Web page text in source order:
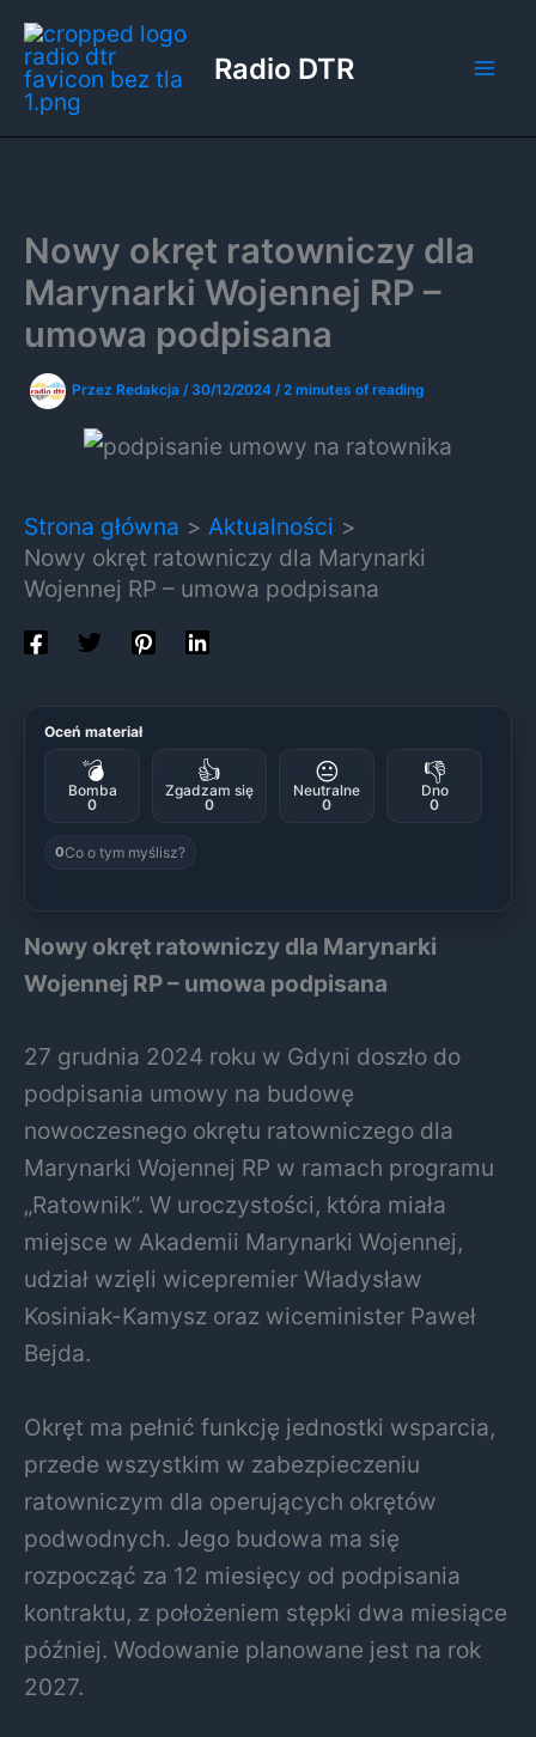
Przejdź
do
treści
Radio DTR
Nowy okręt ratowniczy dla
Marynarki Wojennej RP –
umowa podpisana
Przez Redakcja / 30/12/2024 /2 minutes of reading
Strona główna
Aktualności
Nowy okręt ratowniczy dla Marynarki
Wojennej RP – umowa podpisana
Oceń materiał
💣
Bomba
0
👍
Zgadzam się
0
😐
Neutralne
0
👎
Dno
0
0Co o tym myślisz?
Nowy okręt ratowniczy dla Marynarki
Wojennej RP – umowa podpisana
27 grudnia 2024 roku w Gdyni doszło do
podpisania umowy na budowę
nowoczesnego okrętu ratowniczego dla
Marynarki Wojennej RP w ramach programu
„Ratownik”. W uroczystości, która miała
miejsce w Akademii Marynarki Wojennej,
udział wzięli wicepremier Władysław
Kosiniak-Kamysz oraz wiceminister Paweł
Bejda.
Okręt ma pełnić funkcję jednostki wsparcia,
przede wszystkim w zabezpieczeniu
ratowniczym dla operujących okrętów
podwodnych. Jego budowa ma się
rozpocząć za 12 miesięcy od podpisania
kontraktu, z położeniem stępki dwa miesiące
później. Wodowanie planowane jest na rok
2027.